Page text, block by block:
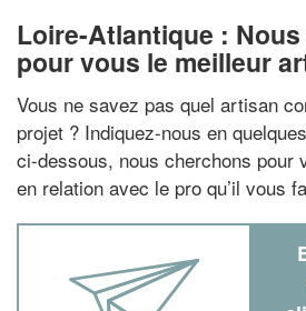
Loire-Atlantique :
pour vous le meilleur
Vous ne savez pas quel artisan
projet ? Indiquez-nous en
ci-dessous, nous cherchons pour
en relation avec le pro qu’il vous